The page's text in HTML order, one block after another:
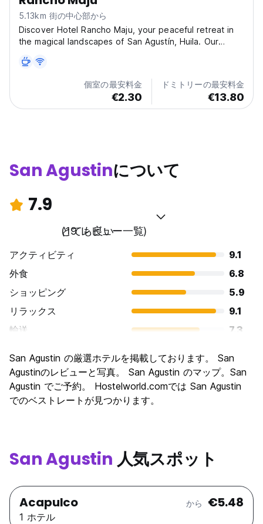
5.13km 街の中心部から
Discover Hotel Rancho Maju, your peaceful retreat in
the magical landscapes of San Agustín, Huila. Our
and warm Colombian hospitality to offer a truly relaxing
stay. Wake up to stunning garden and mountain...
個室の最安料金
€2.30
ドミトリーの最安料金
€13.80
San Agustinについて
7.9
とても良い
(19 レビュー一覧)
アクティビティ
9.1
外食
6.8
ショッピング
5.9
リラックス
9.1
輸送
7.3
文化
9.4
ナイトライフ
5.3
コストパフォーマンス
San Agustin の厳選ホテルを掲載しております。 San
Agustinのレビューと写真。 San Agustin のマップ。San
Agustin でご予約。 Hostelworld.comでは San Agustin
でのベストレートが見つかります。
San Agustin 人気スポット
Acapulco から €5.48
1 ホテル